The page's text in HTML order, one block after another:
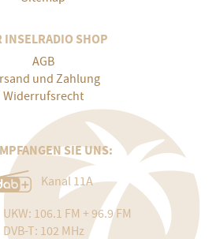
INSELRADIO SHOP
AGB
und Zahlung
Widerrufsrecht
SIE UNS:
Kanal 11A
UKW: 106.1 FM + 96.9 FM
DVB-T: 102 MHz